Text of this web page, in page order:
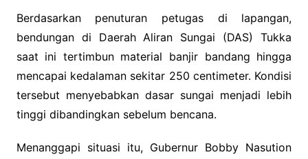
Berdasarkan penuturan petugas di lapangan,
bendungan di Daerah Aliran Sungai (DAS) Tukka
saat ini tertimbun material banjir bandang hingga
mencapai kedalaman sekitar 250 centimeter. Kondisi
tersebut menyebabkan dasar sungai menjadi lebih
tinggi dibandingkan sebelum bencana.
Menanggapi situasi itu, Gubernur Bobby Nasution